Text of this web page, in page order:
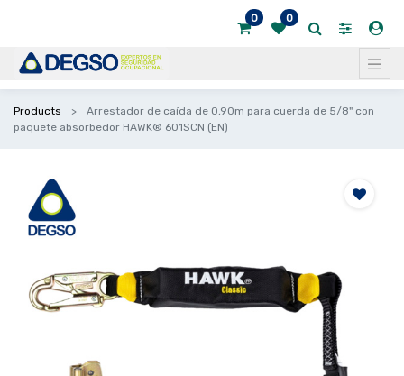
0 0
Products
Arrestador de caída de 0,90m para cuerda de 5/8" con
paquete absorbedor HAWK® 601SCN (EN)